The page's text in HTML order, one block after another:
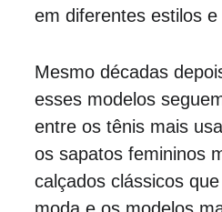
em diferentes estilos e
Mesmo décadas
esses modelos
entre os tênis mais
os sapatos femininos
calçados clássicos